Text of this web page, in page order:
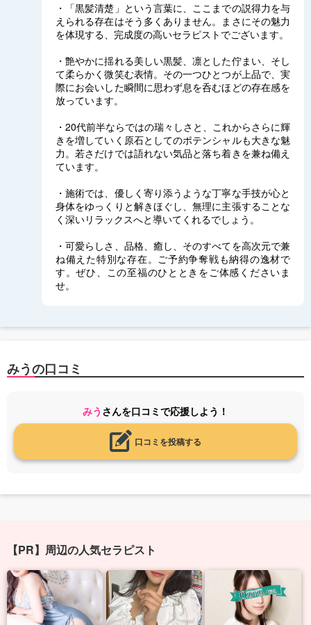
・「黒髪清楚」という言葉に、ここまでの説得力を与
えられる存在はそう多くありません。まさにその魅力
を体現する、完成度の高いセラピストでございます。
・艶やかに揺れる美しい黒髪、凛とした佇まい、そし
て柔らかく微笑む表情。その一つひとつが上品で、実
際にお会いした瞬間に思わず息を呑むほどの存在感を
放っています。
・20代前半ならではの瑞々しさと、これからさらに輝
きを増していく原石としてのポテンシャルも大きな魅
力。若さだけでは語れない気品と落ち着きを兼ね備え
ています。
・施術では、優しく寄り添うような丁寧な手技が心と
身体をゆっくりと解きほぐし、無理に主張することな
く深いリラックスへと導いてくれるでしょう。
・可愛らしさ、品格、癒し、そのすべてを高次元で兼
ね備えた特別な存在。ご予約争奪戦も納得の逸材で
す。ぜひ、この至福のひとときをご体感くださいま
せ。
みうの口コミ
みう さんを口コミで応援しよう！
口コミを投稿する
【PR】周辺の人気セラピスト